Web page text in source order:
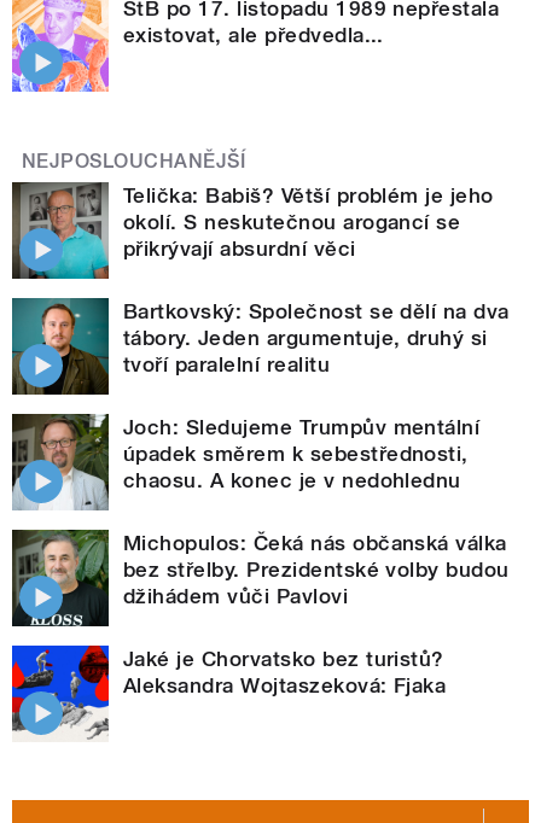
StB po 17. listopadu 1989 nepřestala
existovat, ale předvedla...
NEJPOSLOUCHANĚJŠÍ
Telička: Babiš? Větší problém je jeho
okolí. S neskutečnou arogancí se
přikrývají absurdní věci
Bartkovský: Společnost se dělí na dva
tábory. Jeden argumentuje, druhý si
tvoří paralelní realitu
Joch: Sledujeme Trumpův mentální
úpadek směrem k sebestřednosti,
chaosu. A konec je v nedohlednu
Michopulos: Čeká nás občanská válka
bez střelby. Prezidentské volby budou
džihádem vůči Pavlovi
Jaké je Chorvatsko bez turistů?
Aleksandra Wojtaszeková: Fjaka